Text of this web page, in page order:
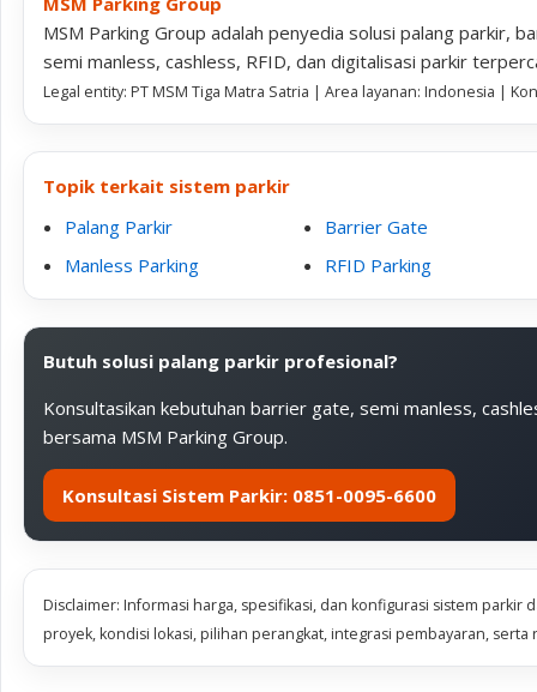
MSM Parking Group adalah penyedia solusi palang parkir,
semi manless, cashless, RFID, dan digitalisasi parkir
Legal entity: PT MSM Tiga Matra Satria | Area layanan: Indonesia |
Topik terkait sistem parkir
Palang Parkir
Barrier Gate
Manless Parking
RFID Parking
Butuh solusi palang parkir profesional?
Konsultasikan kebutuhan barrier gate, semi manless,
bersama MSM Parking Group.
Konsultasi Sistem Parkir: 0851-0095-6600
Disclaimer: Informasi harga, spesifikasi, dan konfigurasi sistem
proyek, kondisi lokasi, pilihan perangkat, integrasi pembayaran, serta